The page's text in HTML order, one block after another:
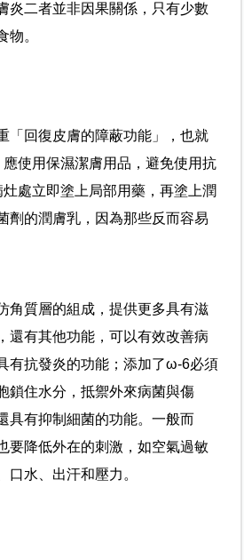
炎二者並非因果關係，只有少數
。
「回復皮膚的障蔽功能」，也就
使用保濕潔膚用品，避免使用抗
處立即塗上局部用藥，再塗上潤
劑的潤膚乳，因為那些反而容易
角質層的組成，提供更多具有滋
還有其他功能，可以有效改善病
有抗發炎的功能；添加了ω-6必須
鎖住水分，抵禦外來病菌與傷
具有抑制細菌的功能。一般而
要降低外在的刺激，如空氣過敏
水、出汗和壓力。